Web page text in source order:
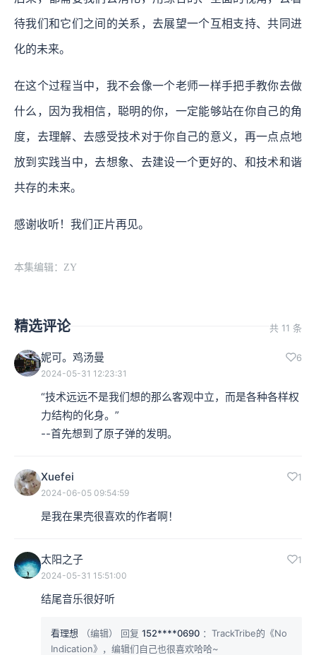
待我们和它们之间的关系，去展望一个互相支持、共同进
化的未来。
在这个过程当中，我不会像一个老师一样手把手教你去做
什么，因为我相信，聪明的你，一定能够站在你自己的角
度，去理解、去感受技术对于你自己的意义，再一点点地
放到实践当中，去想象、去建设一个更好的、和技术和谐
共存的未来。
感谢收听！我们正片再见。
本集编辑：ZY
精选评论 共 11 条
妮可。鸡汤曼 6
2024-05-31 12:23:31
“技术远远不是我们想的那么客观中立，而是各种各样权
力结构的化身。”
--首先想到了原子弹的发明。
Xuefei 1
2024-06-05 09:54:59
是我在果壳很喜欢的作者啊！
太阳之子 1
2024-05-31 15:51:00
结尾音乐很好听
看理想 （编辑） 回复 152****0690 ：TrackTribe的《No
Indication》，编辑们自己也很喜欢哈哈~